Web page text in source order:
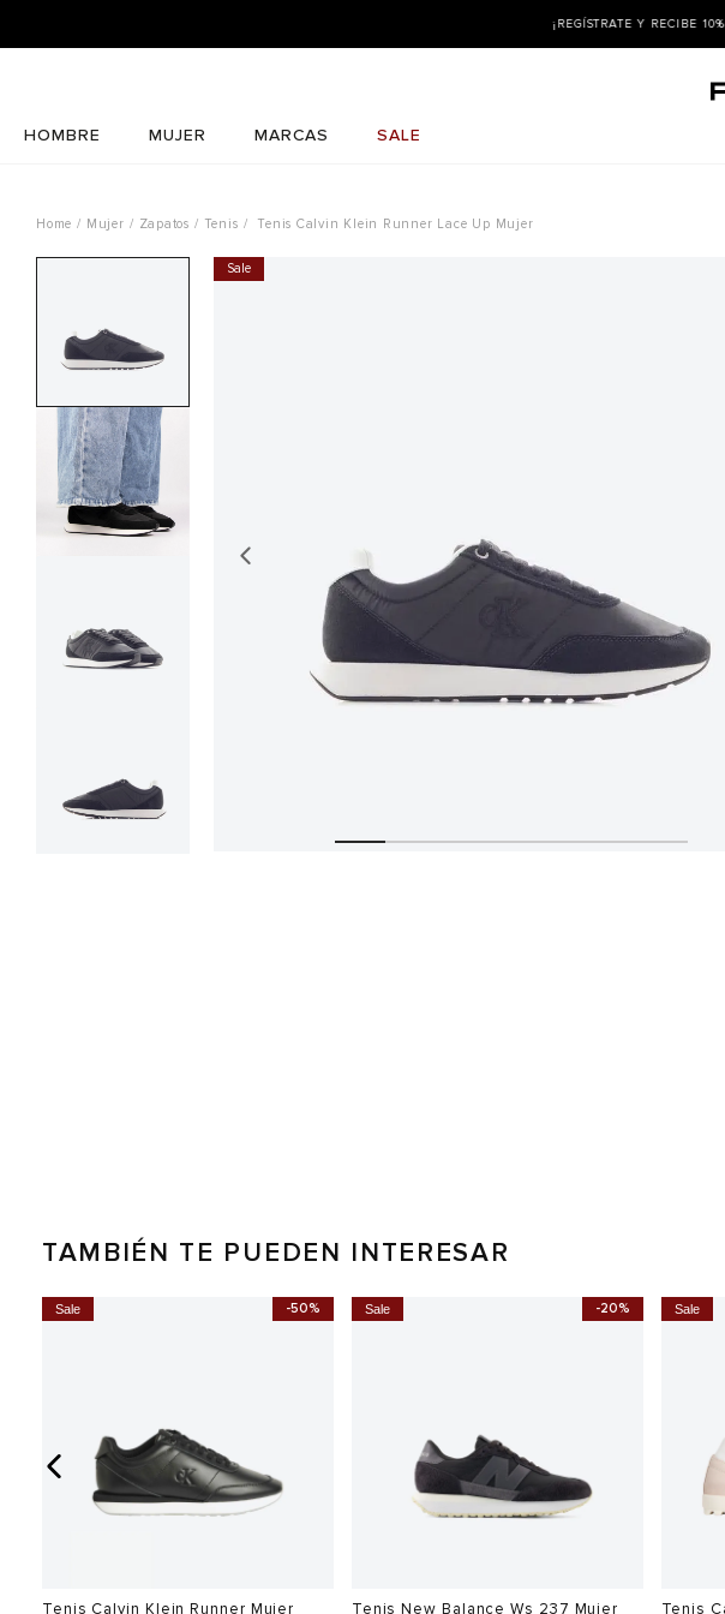
¡REGÍSTRATE Y RECIBE
HOMBRE MUJER MARCAS SALE
Mujer Zapatos Tenis Tenis Calvin Klein Runner Lace Up Mujer
Sale
TAMBIÉN TE PUEDEN INTERESAR
-50%
Sale
Tenis Calvin Klein Runner Mujer
-20%
Sale
Tenis New Balance Ws 237 Mujer
Sale
Tenis